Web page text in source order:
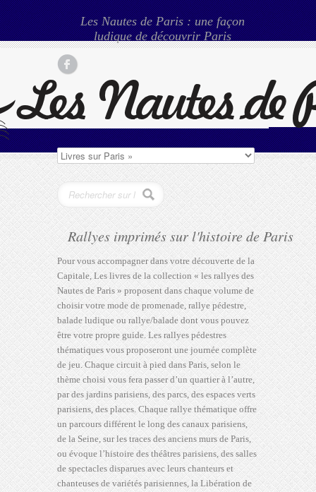
Les Nautes de Paris : une façon
ludique de découvrir Paris
Rallyes imprimés sur l'histoire de Paris
Pour vous accompagner dans votre découverte de la
Capitale, Les livres de la collection « les rallyes des
Nautes de Paris » proposent dans chaque volume de
choisir votre mode de promenade, rallye pédestre,
balade ludique ou rallye/balade dont vous pouvez
être votre propre guide. Les rallyes pédestres
thématiques vous proposeront une journée complète
de jeu. Chaque circuit à pied dans Paris, selon le
thème choisi vous fera passer d’un quartier à l’autre,
par des jardins parisiens, des parcs, des espaces verts
parisiens, des places. Chaque rallye thématique offre
un parcours différent le long des canaux parisiens,
de la Seine, sur les traces des anciens murs de Paris,
ou évoque l’histoire des théâtres parisiens, des salles
de spectacles disparues avec leurs chanteurs et
chanteuses de variétés parisiennes, la Libération de